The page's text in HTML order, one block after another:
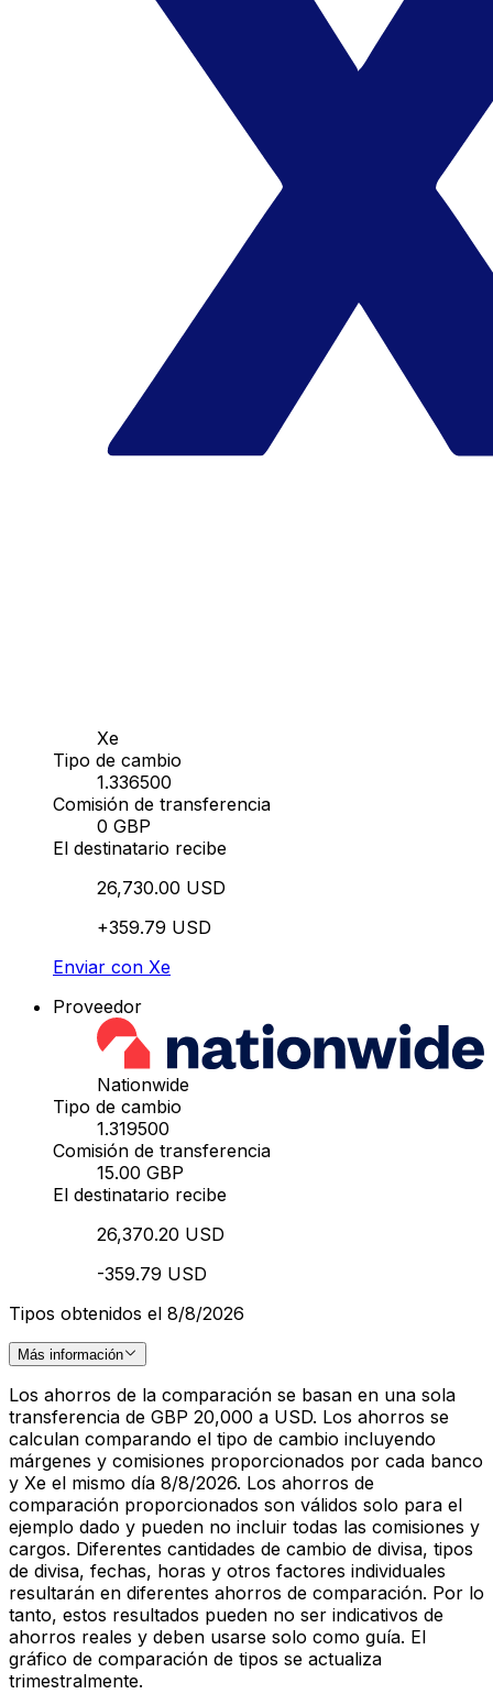
Xe
Tipo de cambio
1.336500
Comisión de transferencia
0 GBP
El destinatario recibe
26,730.00 USD
+359.79 USD
Enviar con Xe
Proveedor
Nationwide
Tipo de cambio
1.319500
Comisión de transferencia
15.00 GBP
El destinatario recibe
26,370.20 USD
-359.79 USD
Tipos obtenidos el 8/8/2026
Más información
Los ahorros de la comparación se basan en una sola
transferencia de GBP 20,000 a USD. Los ahorros se
calculan comparando el tipo de cambio incluyendo
márgenes y comisiones proporcionados por cada banco
y Xe el mismo día 8/8/2026. Los ahorros de
comparación proporcionados son válidos solo para el
ejemplo dado y pueden no incluir todas las comisiones y
cargos. Diferentes cantidades de cambio de divisa, tipos
de divisa, fechas, horas y otros factores individuales
resultarán en diferentes ahorros de comparación. Por lo
tanto, estos resultados pueden no ser indicativos de
ahorros reales y deben usarse solo como guía. El
gráfico de comparación de tipos se actualiza
trimestralmente.